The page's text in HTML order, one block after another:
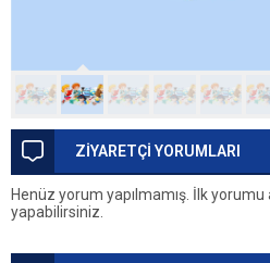
ZİYARETÇİ YORUMLARI
Henüz yorum yapılmamış. İlk yorumu
yapabilirsiniz.